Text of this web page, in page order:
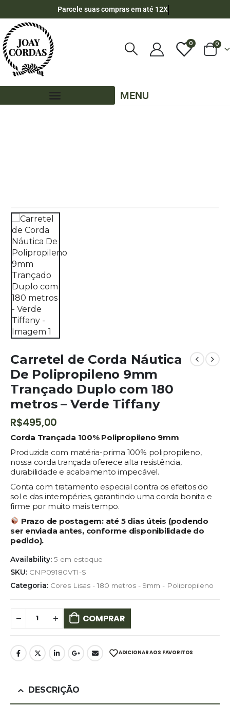
Parcele suas compras em até 12X
0 0
MENU
Carretel de Corda Náutica
De Polipropileno 9mm
Trançado Duplo com 180
metros – Verde Tiffany
R$495,00
Corda Trançada 100% Polipropileno 9mm
Produzida com matéria-prima 100% polipropileno,
nossa corda trançada oferece alta resistência,
durabilidade e acabamento impecável.
Conta com tratamento especial contra os efeitos do
sol e das intempéries, garantindo uma corda bonita e
firme por muito mais tempo.
Prazo de postagem: até 5 dias úteis (podendo
ser enviada antes, conforme disponibilidade do
pedido).
Availability: 5 em estoque
SKU: CNP09180VTI-S
Categoria: Cores Lisas - 180 metros - 9mm - Polipropileno
COMPRAR
ADICIONAR AOS FAVORITOS
DESCRIÇÃO